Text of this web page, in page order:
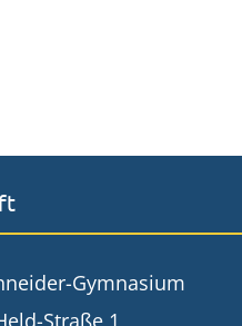
Gymnasium